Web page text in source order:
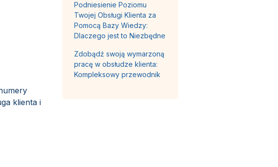
klienta i
Podniesienie Poziomu
Twojej Obsługi Klienta za
Pomocą Bazy Wiedzy:
Dlaczego jest to Niezbędne
Zdobądź swoją wymarzoną
pracę w obsłudze klienta:
Kompleksowy przewodnik